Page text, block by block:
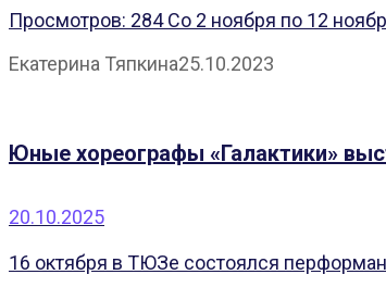
Просмотров: 284 Со 2 ноября по 12
Екатерина Тяпкина25.10.2023
Юные хореографы «Галактики»
20.10.2025
16 октября в ТЮЗе состоялся